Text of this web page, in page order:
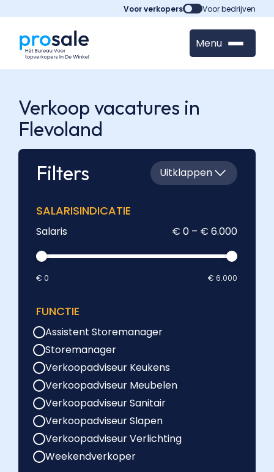
Voor verkopers Voor bedrijven
Menu
Verkoop vacatures in
Flevoland
Filters
Uitklappen
SALARISINDICATIE
Salaris € 0 – € 6.000
€ 0 € 6.000
FUNCTIE
Assistent Storemanager
Storemanager
Verkoopadviseur Keukens
Verkoopadviseur Meubelen
Verkoopadviseur Sanitair
Verkoopadviseur Slapen
Verkoopadviseur Verlichting
Weekendverkoper